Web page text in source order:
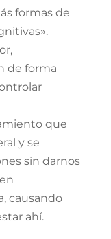
formas de
de forma
que
y se
sin darnos
causando
ahí.